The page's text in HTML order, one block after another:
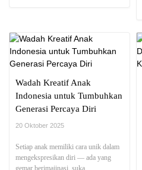
Wadah Kreatif Anak
Indonesia untuk Tumbuhkan
Generasi Percaya Diri
20 Oktober 2025
Setiap anak memiliki cara unik dalam
mengekspresikan diri — ada yang
gemar berimajinasi, suka